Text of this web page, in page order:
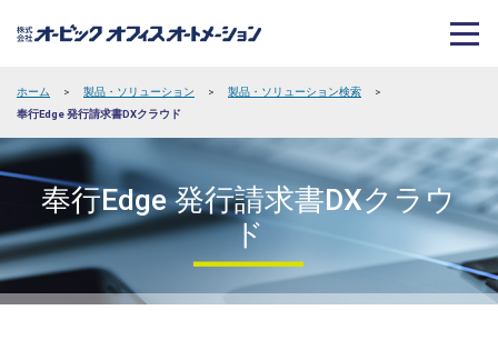
ホーム > 製品・ソリューション > 製品・ソリューション検索
>
奉行Edge 発行請求書DXクラウド
奉行Edge 発行請求書DXクラウ
ド